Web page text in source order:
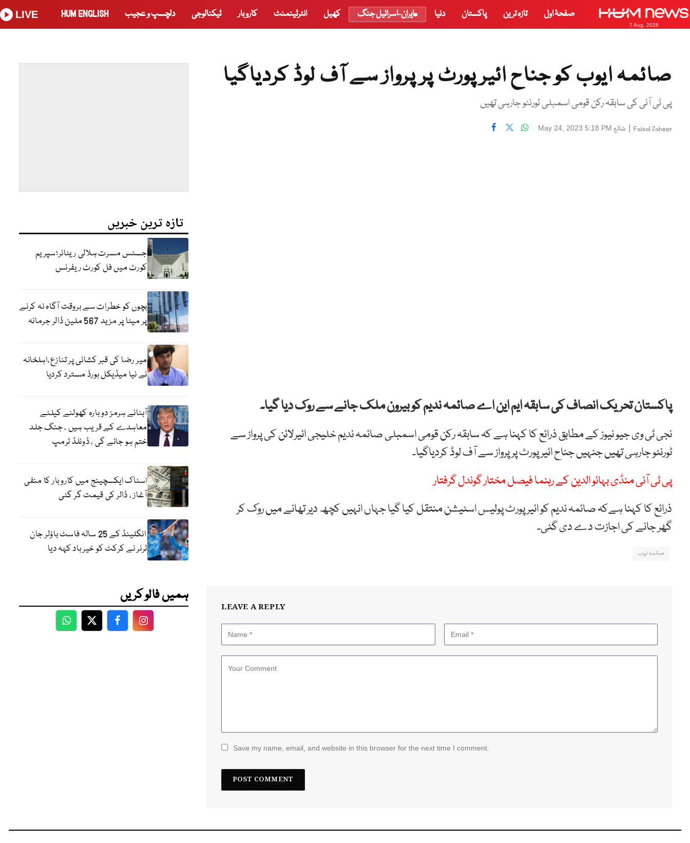
7 Aug, 2026
صفحۂ اول تازہ ترین پاکستان دنیا ایران-اسرائیل جنگ کھیل انٹرٹینمنٹ کاروبار ٹیکنالوجی دلچسپ و عجیب HUM ENGLISH
LIVE
صائمہ ایوب کو جناح ائیرپورٹ پر پرواز سے آف لوڈ کردیاگیا
پی ٹی آئی کی سابقہ رکن قومی اسمبلی ٹورنٹو جارہی تھیں
Faisal Zaheer
| شائع May 24, 2023 5:18 PM
پاکستان تحریک انصاف کی سابقہ ایم این اے صائمہ ندیم کو بیرون ملک جانے سے روک دیا گیا۔
نجی ٹی وی جیو نیوز کے مطابق ذرائع کا کہنا ہے کہ سابقہ رکن قومی اسمبلی صائمہ ندیم خلیجی ائیرلائن کی پرواز سے
ٹورنٹو جارہی تھیں جنہیں جناح ائیرپورٹ پر پرواز سے آف لوڈ کردیاگیا۔
پی ٹی آئی منڈی بہائو الدین کے رہنما فیصل مختار گوندل گرفتار
ذرائع کا کہنا ہےکہ صائمہ ندیم کو ائیرپورٹ پولیس اسٹیشن منتقل کیا گیا جہاں انہیں کچھ دیر تھانے میں روک کر
گھر جانے کی اجازت دے دی گئی۔
صائمہ ایوب
LEAVE A REPLY
Save my name, email, and website in this browser for the next time I comment.
تازہ ترین خبریں
جسٹس مسرت ہلالی ریٹائر؛سپریم
کورٹ میں فل کورٹ ریفرنس
بچوں کو خطرات سے بروقت آگاہ نہ کرنے
پر میٹا پر مزید 567 ملین ڈالر جرمانہ
میر رضا کی قبر کشائی پر تنازع،اہلخانہ
نے نیا میڈیکل بورڈ مسترد کردیا
آبنائے ہرمز دوبارہ کھولنے کیلئے
معاہدے کے قریب ہیں ، جنگ جلد
ختم ہو جائے گی ، ڈونلڈ ٹرمپ
اسٹاک ایکسچینج میں کاروبار کا منفی
آغاز ، ڈالر کی قیمت گر گئی
انگلینڈ کے 25 سالہ فاسٹ باؤلر جان
ٹرنر نے کرکٹ کو خیر باد کہہ دیا
ہمیں فالو کریں
WhatsApp
TwitterFacebookFacebook